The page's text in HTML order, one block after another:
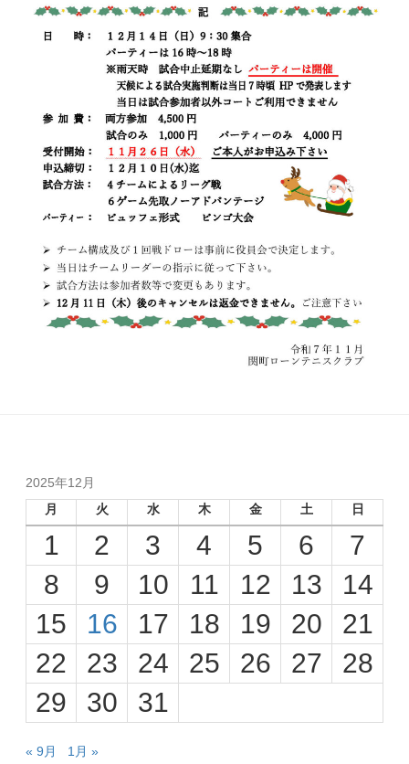
2025年12月
月
火 水 木 金 土 日
1 2 3 4 5 6
7
8
9 10 11 12 13
14
15
16 17 18 19 20
21
22
23 24 25 26 27
28
29
30 31
« 9月 1月 »